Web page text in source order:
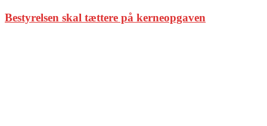
Bestyrelsen skal tættere på kerneopgaven